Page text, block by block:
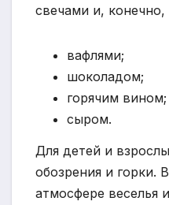
свечами и, конечно,
вафлями;
шоколадом;
горячим вином;
сыром.
Для детей и
обозрения и горки.
атмосфере веселья